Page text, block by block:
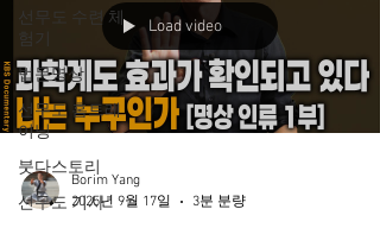
선무도 수련 체
험기
법문명상
선무도 홈트레
이닝
붓다스토리
선무도 기사
Load video
Borim Yang
2025년 9월 17일
3분 분량